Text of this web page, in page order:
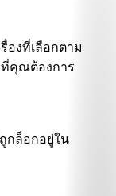
องที่เลือกตาม
คุณต้องการ
กล็อกอยู่ใน